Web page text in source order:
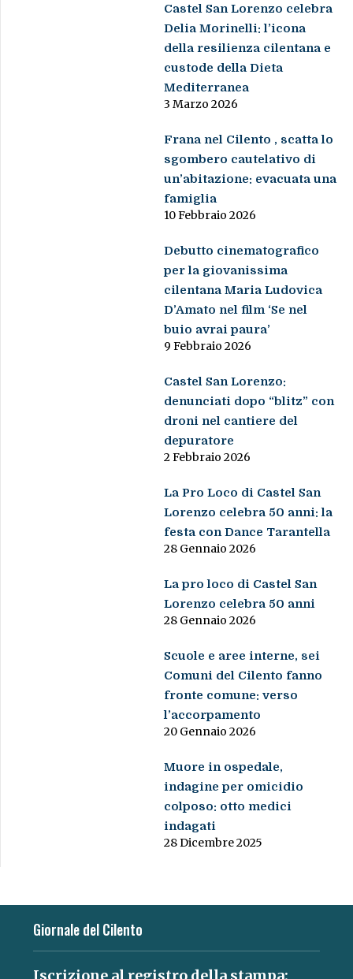
Castel San Lorenzo celebra
Delia Morinelli: l’icona
della resilienza cilentana e
custode della Dieta
Mediterranea
3 Marzo 2026
Frana nel Cilento , scatta lo
sgombero cautelativo di
un’abitazione: evacuata una
famiglia
10 Febbraio 2026
Debutto cinematografico
per la giovanissima
cilentana Maria Ludovica
D’Amato nel film ‘Se nel
buio avrai paura’
9 Febbraio 2026
Castel San Lorenzo:
denunciati dopo “blitz” con
droni nel cantiere del
depuratore
2 Febbraio 2026
La Pro Loco di Castel San
Lorenzo celebra 50 anni: la
festa con Dance Tarantella
28 Gennaio 2026
La pro loco di Castel San
Lorenzo celebra 50 anni
28 Gennaio 2026
Scuole e aree interne, sei
Comuni del Cilento fanno
fronte comune: verso
l’accorpamento
20 Gennaio 2026
Muore in ospedale,
indagine per omicidio
colposo: otto medici
indagati
28 Dicembre 2025
Giornale del Cilento
Iscrizione al registro della stampa: